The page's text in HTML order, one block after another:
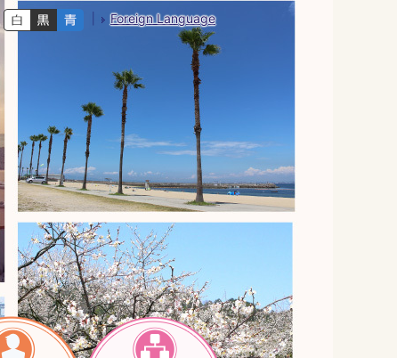
Foreign Language